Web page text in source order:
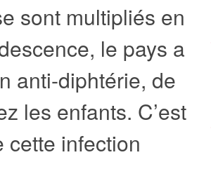
sont multipliés en
le pays a
anti-diphtérie, de
les enfants. C’est
cette infection